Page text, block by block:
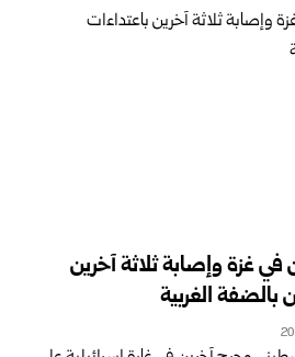
غزة وإصابة ثلاثة آخرين
بالضفة الغربية